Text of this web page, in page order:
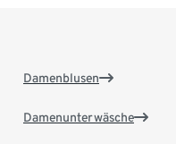
Damenblusen
Damenunterwäsche